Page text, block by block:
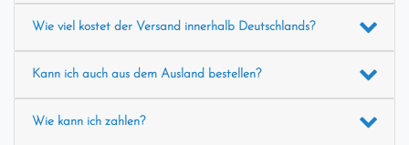
Wie viel kostet der Versand innerhalb Deutschlands?
Kann ich auch aus dem Ausland bestellen?
Wie kann ich zahlen?